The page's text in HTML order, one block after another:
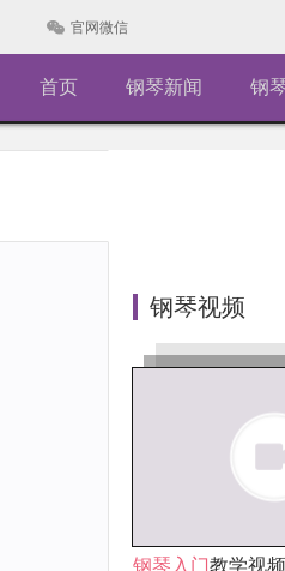
官网微信
首页 钢琴新闻 钢
钢琴视频
钢琴入门教学视频